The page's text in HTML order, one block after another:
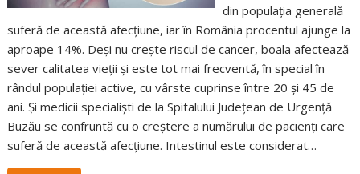
din populația generală
suferă de această afecțiune, iar în România procentul ajunge la
aproape 14%. Deși nu crește riscul de cancer, boala afectează
sever calitatea vieții și este tot mai frecventă, în special în
rândul populației active, cu vârste cuprinse între 20 și 45 de
ani. Și medicii specialiști de la Spitalului Județean de Urgență
Buzău se confruntă cu o creștere a numărului de pacienți care
suferă de această afecțiune. Intestinul este considerat…